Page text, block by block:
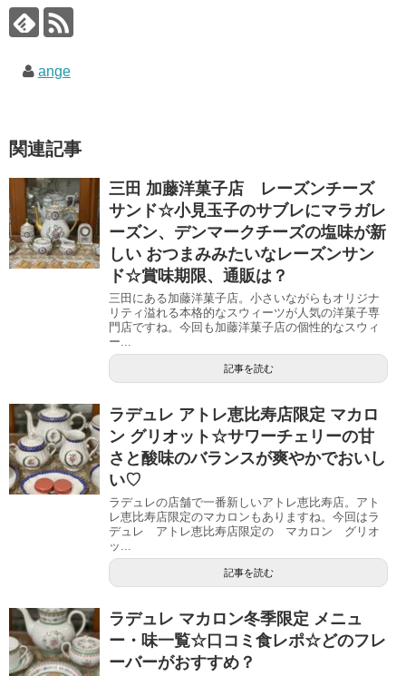
ange
関連記事
三田 加藤洋菓子店 レーズンチーズ
サンド☆小見玉子のサブレにマラガレ
ーズン、デンマークチーズの塩味が新
しい おつまみみたいなレーズンサン
ド☆賞味期限、通販は？
三田にある加藤洋菓子店。小さいながらもオリジナ
リティ溢れる本格的なスウィーツが人気の洋菓子専
門店ですね。今回も加藤洋菓子店の個性的なスウィ
ー...
記事を読む
ラデュレ アトレ恵比寿店限定 マカロ
ン グリオット☆サワーチェリーの甘
さと酸味のバランスが爽やかでおいし
い♡
ラデュレの店舗で一番新しいアトレ恵比寿店。アト
レ恵比寿店限定のマカロンもありますね。今回はラ
デュレ アトレ恵比寿店限定の マカロン グリオ
ッ...
記事を読む
ラデュレ マカロン冬季限定 メニュ
ー・味一覧☆口コミ食レポ☆どのフレ
ーバーがおすすめ？